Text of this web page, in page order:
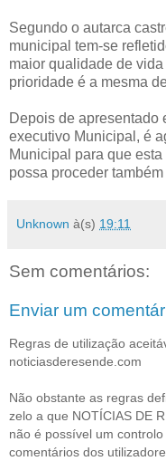
Segundo o autarca
municipal tem-se
maior qualidade de
prioridade é a mesma
Depois de apresentado
executivo Municipal, é
Municipal para que
possa proceder
Unknown à(s) 19:11
Sem comentários:
Enviar um
Regras de utilização
noticiasderesende.com
Não obstante as regras
zelo a que NOTÍCIAS DE
não é possível um
comentários dos